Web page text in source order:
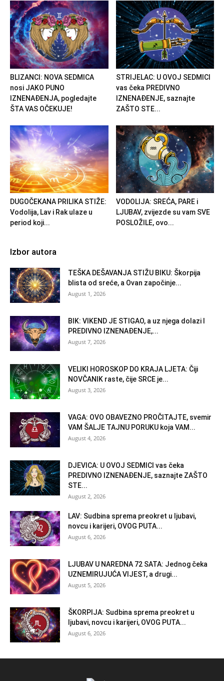
BLIZANCI: NOVA SEDMICA
nosi JAKO PUNO
IZNENAĐENJA, pogledajte
ŠTA VAS OČEKUJE!
STRIJELAC: U OVOJ SEDMICI
vas čeka PREDIVNO
IZNENAĐENJE, saznajte
ZAŠTO STE...
DUGOČEKANA PRILIKA STIŽE:
Vodolija, Lav i Rak ulaze u
period koji...
VODOLIJA: SREĆA, PARE i
LJUBAV, zvijezde su vam SVE
POSLOŽILE, ovo...
Izbor autora
TEŠKA DEŠAVANJA STIŽU BIKU: Škorpija
blista od sreće, a Ovan započinje...
August 1, 2026
BIK: VIKEND JE STIGAO, a uz njega dolazi I
PREDIVNO IZNENAĐENJE,...
August 7, 2026
VELIKI HOROSKOP DO KRAJA LJETA: Čiji
NOVČANIK raste, čije SRCE je...
August 3, 2026
VAGA: OVO OBAVEZNO PROČITAJTE, svemir
VAM ŠALJE TAJNU PORUKU koja VAM...
August 4, 2026
DJEVICA: U OVOJ SEDMICI vas čeka
PREDIVNO IZNENAĐENJE, saznajte ZAŠTO
STE...
August 2, 2026
LAV: Sudbina sprema preokret u ljubavi,
novcu i karijeri, OVOG PUTA...
August 6, 2026
LJUBAV U NAREDNA 72 SATA: Jednog čeka
UZNEMIRUJUĆA VIJEST, a drugi...
August 5, 2026
ŠKORPIJA: Sudbina sprema preokret u
ljubavi, novcu i karijeri, OVOG PUTA...
August 6, 2026